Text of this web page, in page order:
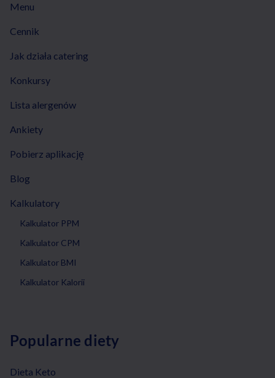
Menu
Cennik
Jak działa catering
Konkursy
Lista alergenów
Ankiety
Pobierz aplikację
Blog
Kalkulatory
Kalkulator PPM
Kalkulator CPM
Kalkulator BMI
Kalkulator Kalorii
Popularne diety
Dieta Keto